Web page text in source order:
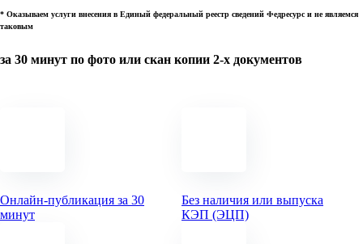
* Оказываем услуги внесения в Единый федеральный реестр сведений Федресурс и не являемся
таковым
за 30 минут по фото или скан копии 2-х документов
Онлайн-публикация за 30
минут
Без наличия или выпуска
КЭП (ЭЦП)